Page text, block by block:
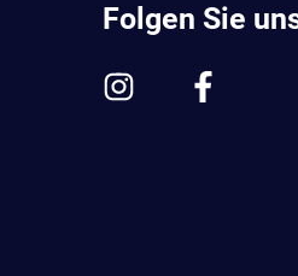
Folgen Sie